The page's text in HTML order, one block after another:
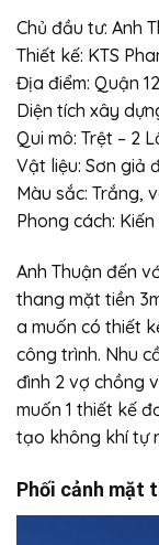
Chủ đầu tư: Anh
Thiết kế: KTS
Địa điểm: Quận
Diện tích xây
Qui mô: Trệt – 2
Vật liệu: Sơn giả
Màu sắc: Trắng,
Phong cách:
Anh Thuận đến
thang mặt tiền
a muốn có thiết
công trình. Nhu
đình 2 vợ chồng
muốn 1 thiết kế
tạo không khí tự
Phối cảnh mặt